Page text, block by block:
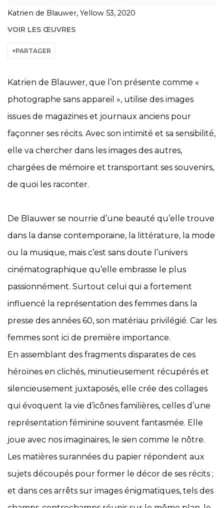
Katrien de Blauwer, Yellow 53, 2020
VOIR LES ŒUVRES
PARTAGER
Katrien de Blauwer, que l’on présente comme «
photographe sans appareil », utilise des images
issues de magazines et journaux anciens pour
façonner ses récits. Avec son intimité et sa sensibilité,
elle va chercher dans les images des autres,
chargées de mémoire et transportant ses souvenirs,
de quoi les raconter.
De Blauwer se nourrie d’une beauté qu’elle trouve
dans la danse contemporaine, la littérature, la mode
ou la musique, mais c’est sans doute l’univers
cinématographique qu’elle embrasse le plus
passionnément. Surtout celui qui a fortement
influencé la représentation des femmes dans la
presse des années 60, son matériau privilégié. Car les
femmes sont ici de première importance.
En assemblant des fragments disparates de ces
héroïnes en clichés, minutieusement récupérés et
silencieusement juxtaposés, elle crée des collages
qui évoquent la vie d’icônes familières, celles d’une
représentation féminine souvent fantasmée. Elle
joue avec nos imaginaires, le sien comme le nôtre.
Les matières surannées du papier répondent aux
sujets découpés pour former le décor de ses récits ;
et dans ces arrêts sur images énigmatiques, tels des